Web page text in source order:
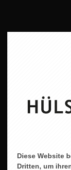
Diese Website
Dritten, um